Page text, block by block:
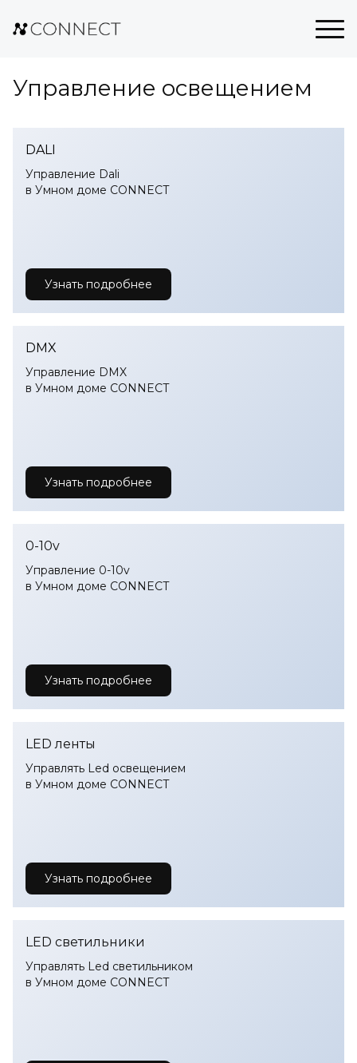
Управление освещением
DALI
Управление Dali
в Умном доме CONNECT
Узнать подробнее
DMX
Управление DMX
в Умном доме CONNECT
Узнать подробнее
0-10v
Управление 0-10v
в Умном доме CONNECT
Узнать подробнее
LED ленты
Управлять Led освещением
в Умном доме CONNECT
Узнать подробнее
LED светильники
Управлять Led светильником
в Умном доме CONNECT